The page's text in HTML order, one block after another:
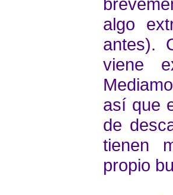
algo
antes).
viene
así que
de
tienen
propio